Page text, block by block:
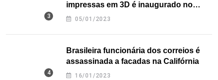
impressas em 3D é inaugurado no
Texas
05/01/2023
Brasileira funcionária dos correios é
assassinada a facadas na Califórnia
16/01/2023